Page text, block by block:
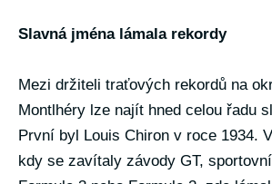
Slavná jména lámala rekordy
Mezi držiteli traťových rekordů na
Montlhéry lze najít hned celou řadu
První byl Louis Chiron v roce 1934.
kdy se zavítaly závody GT,